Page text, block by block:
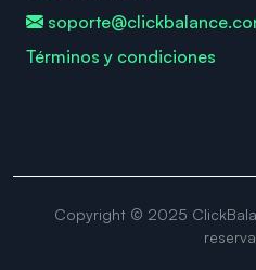
Términos y condiciones
Copyright © 2025